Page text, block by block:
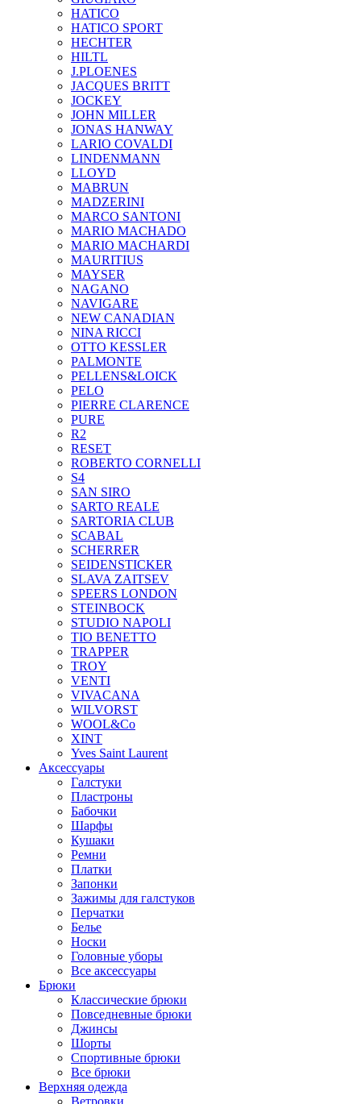
HATICO
HATICO SPORT
HECHTER
HILTL
J.PLOENES
JAСQUES BRITT
JOCKEY
JOHN MILLER
JONAS HANWAY
LARIO COVALDI
LINDENMANN
LLOYD
MABRUN
MADZERINI
MARCO SANTONI
MARIO MACHADO
MARIO MACHARDI
MAURITIUS
MAYSER
NAGANO
NAVIGARE
NEW CANADIAN
NINA RICCI
OTTO KESSLER
PALMONTE
PELLENS&LOICK
PELO
PIERRE CLARENCE
PURE
R2
RESET
ROBERTO CORNELLI
S4
SAN SIRO
SARTO REALE
SARTORIA CLUB
SCABAL
SCHERRER
SEIDENSTICKER
SLAVA ZAITSEV
SPEERS LONDON
STEINBOCK
STUDIO NAPOLI
TIO BENETTO
TRAPPER
TROY
VENTI
VIVACANA
WILVORST
WOOL&Co
XINT
Yves Saint Laurent
Аксессуары
Галстуки
Пластроны
Бабочки
Шарфы
Кушаки
Ремни
Платки
Запонки
Зажимы для галстуков
Перчатки
Белье
Носки
Головные уборы
Все аксессуары
Брюки
Классические брюки
Повседневные брюки
Джинсы
Шорты
Спортивные брюки
Все брюки
Верхняя одежда
Ветровки